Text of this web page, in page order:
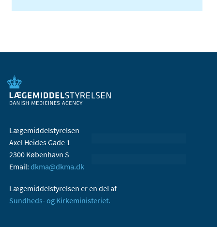
Lægemiddelstyrelsen
Axel Heides Gade 1
2300 København S
Email: dkma@dkma.dk
Lægemiddelstyrelsen er en del af
Sundheds- og Kirkeministeriet.